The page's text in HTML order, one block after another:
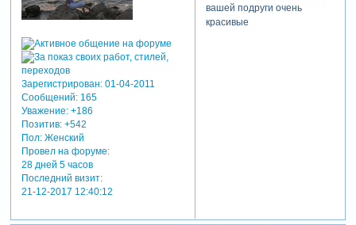
Зарегистрирован: 01-04-2011
Сообщений:165
Уважение: +186
Позитив: +542
Пол:Женский
Провел на форуме:
28 дней 5 часов
Последний визит:
21-12-2017 12:40:12
вашей подруги очень
красивые